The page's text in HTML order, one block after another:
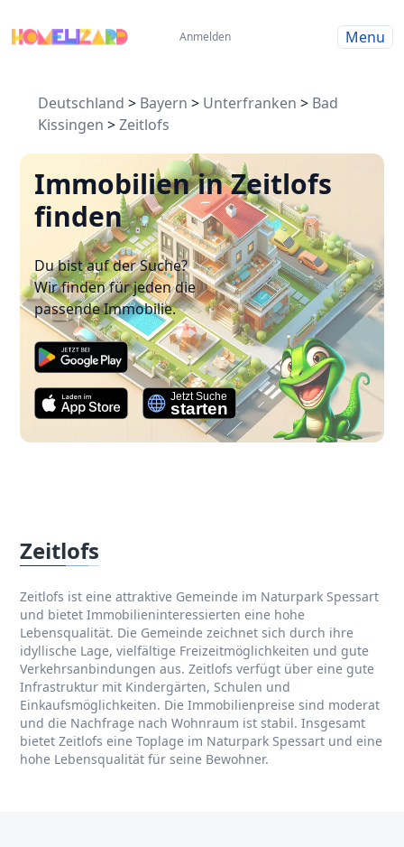
Anmelden Menu
Deutschland > Bayern > Unterfranken > Bad
Kissingen >Zeitlofs
Immobilien in Zeitlofs
finden
Du bist auf der Suche?
Wir finden für jeden die
passende Immobilie.
Zeitlofs
Zeitlofs ist eine attraktive Gemeinde im Naturpark Spessart
und bietet Immobilieninteressierten eine hohe
Lebensqualität. Die Gemeinde zeichnet sich durch ihre
idyllische Lage, vielfältige Freizeitmöglichkeiten und gute
Verkehrsanbindungen aus. Zeitlofs verfügt über eine gute
Infrastruktur mit Kindergärten, Schulen und
Einkaufsmöglichkeiten. Die Immobilienpreise sind moderat
und die Nachfrage nach Wohnraum ist stabil. Insgesamt
bietet Zeitlofs eine Toplage im Naturpark Spessart und eine
hohe Lebensqualität für seine Bewohner.